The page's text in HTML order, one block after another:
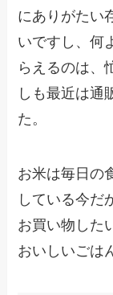
にありがたい
いですし、何
らえるのは、
しも最近は通
た。
お米は毎日の
している今だ
お買い物した
おいしいごは